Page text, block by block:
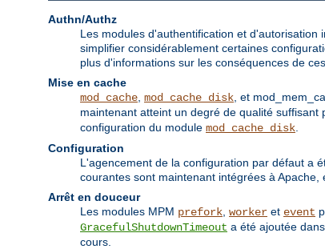
Authn/Authz
Les modules d'authentification et
simplifier considérablement certaines
plus d'informations sur les conséquences de
Mise en cache
mod_cache mod_cache_disk , et
maintenant atteint un degré de qualité
configuration du module mod_cache_disk
Configuration
L'agencement de la configuration par défaut a
courantes sont maintenant intégrées à
Arrêt en douceur
Les modules MPM prefork worker et event
GracefulShutdownTimeout a été ajoutée
cours.